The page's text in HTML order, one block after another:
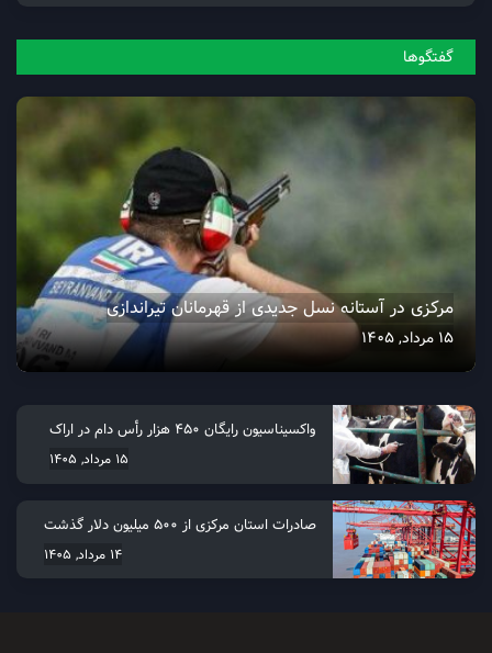
گفتگو‌ها
مرکزی در آستانه نسل جدیدی از قهرمانان تیراندازی
15 مرداد, 1405
واکسیناسیون رایگان ۴۵۰ هزار رأس دام در اراک
15 مرداد, 1405
صادرات استان مرکزی از 500 میلیون دلار گذشت
14 مرداد, 1405